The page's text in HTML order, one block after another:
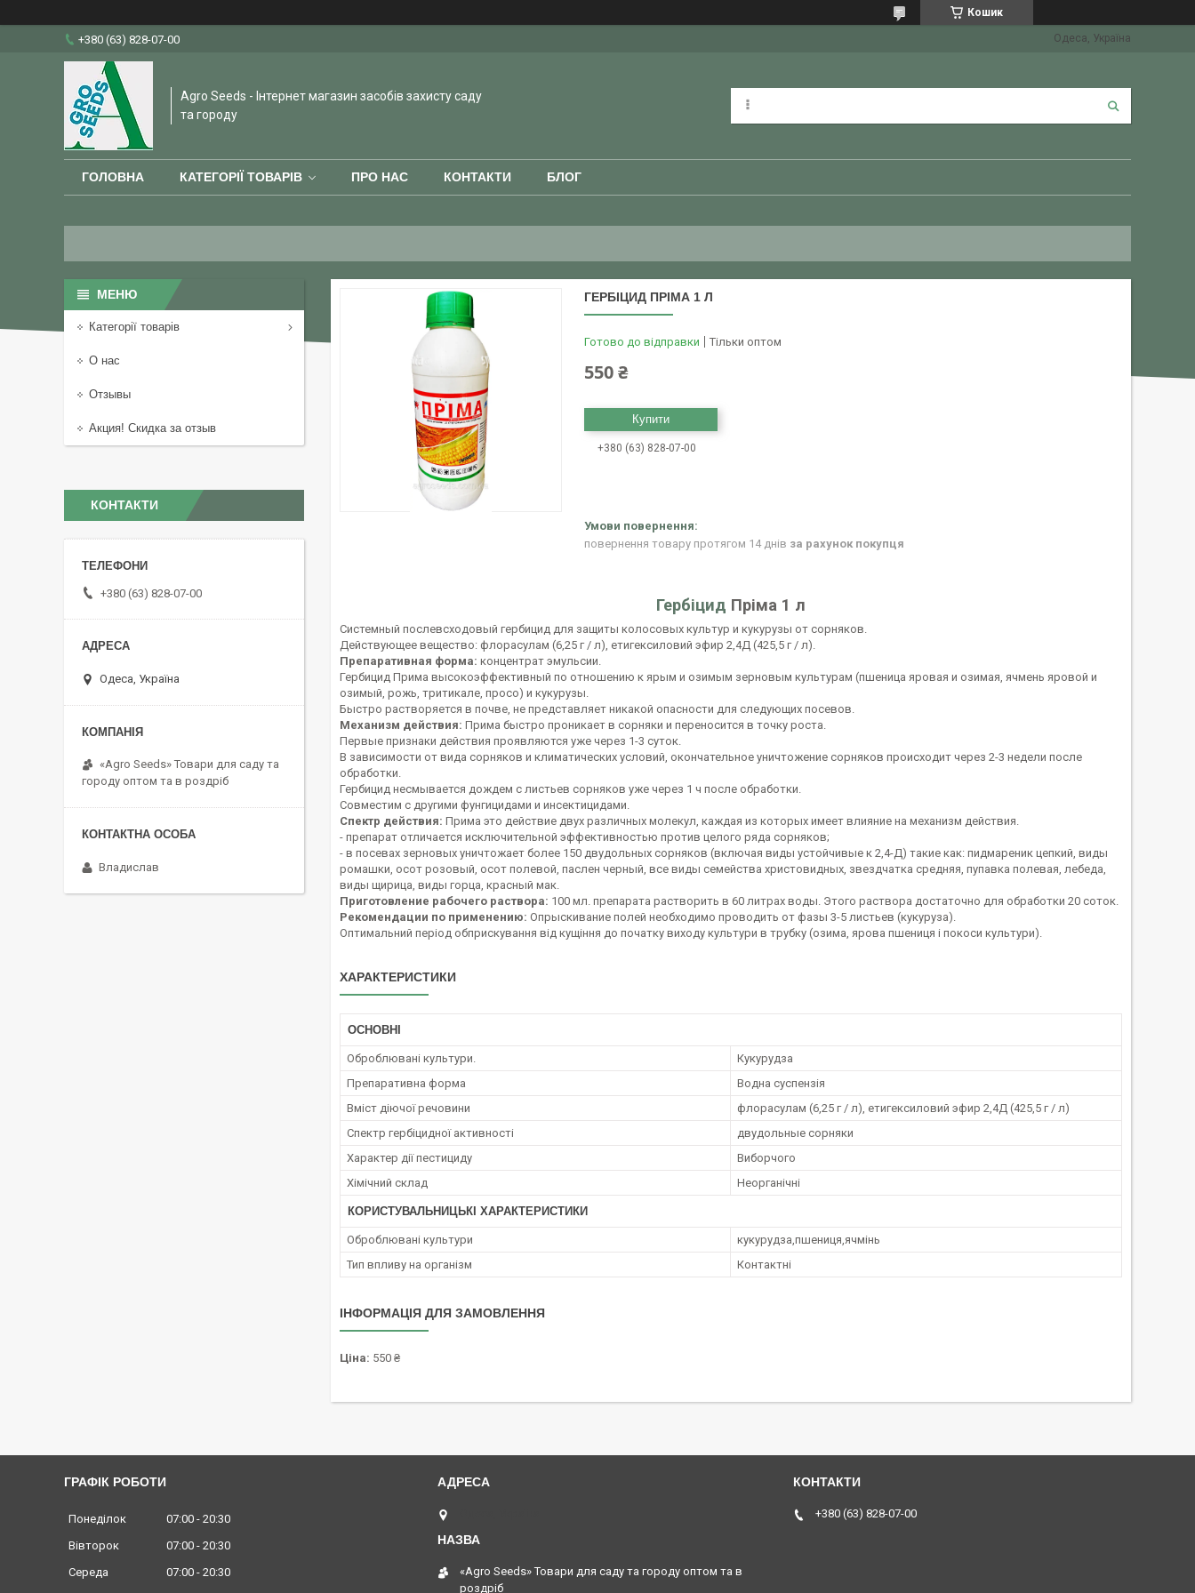
Кошик
+380 (63) 828-07-00 Одеса, Україна
Agro Seeds - Інтернет магазин засобів захисту саду
та городу
ГОЛОВНА КАТЕГОРІЇ ТОВАРІВ ПРО НАС КОНТАКТИ БЛОГ
ГЕРБІЦИД ПРІМА 1 Л
Готово до відправки Тільки оптом
550 ₴
Купити
+380 (63) 828-07-00
повернення товару протягом 14 днів за рахунок покупця
Гербіцид Пріма 1 л
Системный послевсходовый гербицид для защиты колосовых культур и кукурузы от сорняков.
Действующее вещество: флорасулам (6,25 г / л), етигексиловий эфир 2,4Д (425,5 г / л).
Препаративная форма: концентрат эмульсии.
Гербицид Прима высокоэффективный по отношению к ярым и озимым зерновым культурам (пшеница яровая и озимая, ячмень яровой и
озимый, рожь, тритикале, просо) и кукурузы.
Быстро растворяется в почве, не представляет никакой опасности для следующих посевов.
Механизм действия: Прима быстро проникает в сорняки и переносится в точку роста.
Первые признаки действия проявляются уже через 1-3 суток.
В зависимости от вида сорняков и климатических условий, окончательное уничтожение сорняков происходит через 2-3 недели после
обработки.
Гербицид несмывается дождем с листьев сорняков уже через 1 ч после обработки.
Совместим с другими фунгицидами и инсектицидами.
Спектр действия: Прима это действие двух различных молекул, каждая из которых имеет влияние на механизм действия.
- препарат отличается исключительной эффективностью против целого ряда сорняков;
- в посевах зерновых уничтожает более 150 двудольных сорняков (включая виды устойчивые к 2,4-Д) такие как: пидмареник цепкий, виды
ромашки, осот розовый, осот полевой, паслен черный, все виды семейства христовидных, звездчатка средняя, пупавка полевая, лебеда,
виды щирица, виды горца, красный мак.
Приготовление рабочего раствора: 100 мл. препарата растворить в 60 литрах воды. Этого раствора достаточно для обработки 20 соток.
Рекомендации по применению: Опрыскивание полей необходимо проводить от фазы 3-5 листьев (кукуруза).
Оптимальний період обприскування від кущіння до початку виходу культури в трубку (озима, ярова пшениця і покоси культури).
ХАРАКТЕРИСТИКИ
ОСНОВНІ
Оброблювані культури.
Кукурудза
Препаративна форма
Водна суспензія
Вміст діючої речовини
флорасулам (6,25 г / л), етигексиловий эфир 2,4Д (425,5 г / л)
Спектр гербіцидної активності
двудольные сорняки
Характер дії пестициду
Виборчого
Хімічний склад
Неорганічні
КОРИСТУВАЛЬНИЦЬКІ ХАРАКТЕРИСТИКИ
Оброблювані культури
кукурудза,пшениця,ячмінь
Тип впливу на організм
Контактні
ІНФОРМАЦІЯ ДЛЯ ЗАМОВЛЕННЯ
Ціна: 550 ₴
Категорії товарів
О нас
Отзывы
Акция! Скидка за отзыв
КОНТАКТИ
+380 (63) 828-07-00
Одеса, Україна
«Agro Seeds» Товари для саду та
городу оптом та в роздріб
Владислав
ГРАФІК РОБОТИ
Понеділок 07:00
20:30
Вівторок
07:00
20:30
Середа
07:00
20:30
«Agro Seeds» Товари для саду та городу оптом та в
роздріб
+380 (63) 828-07-00